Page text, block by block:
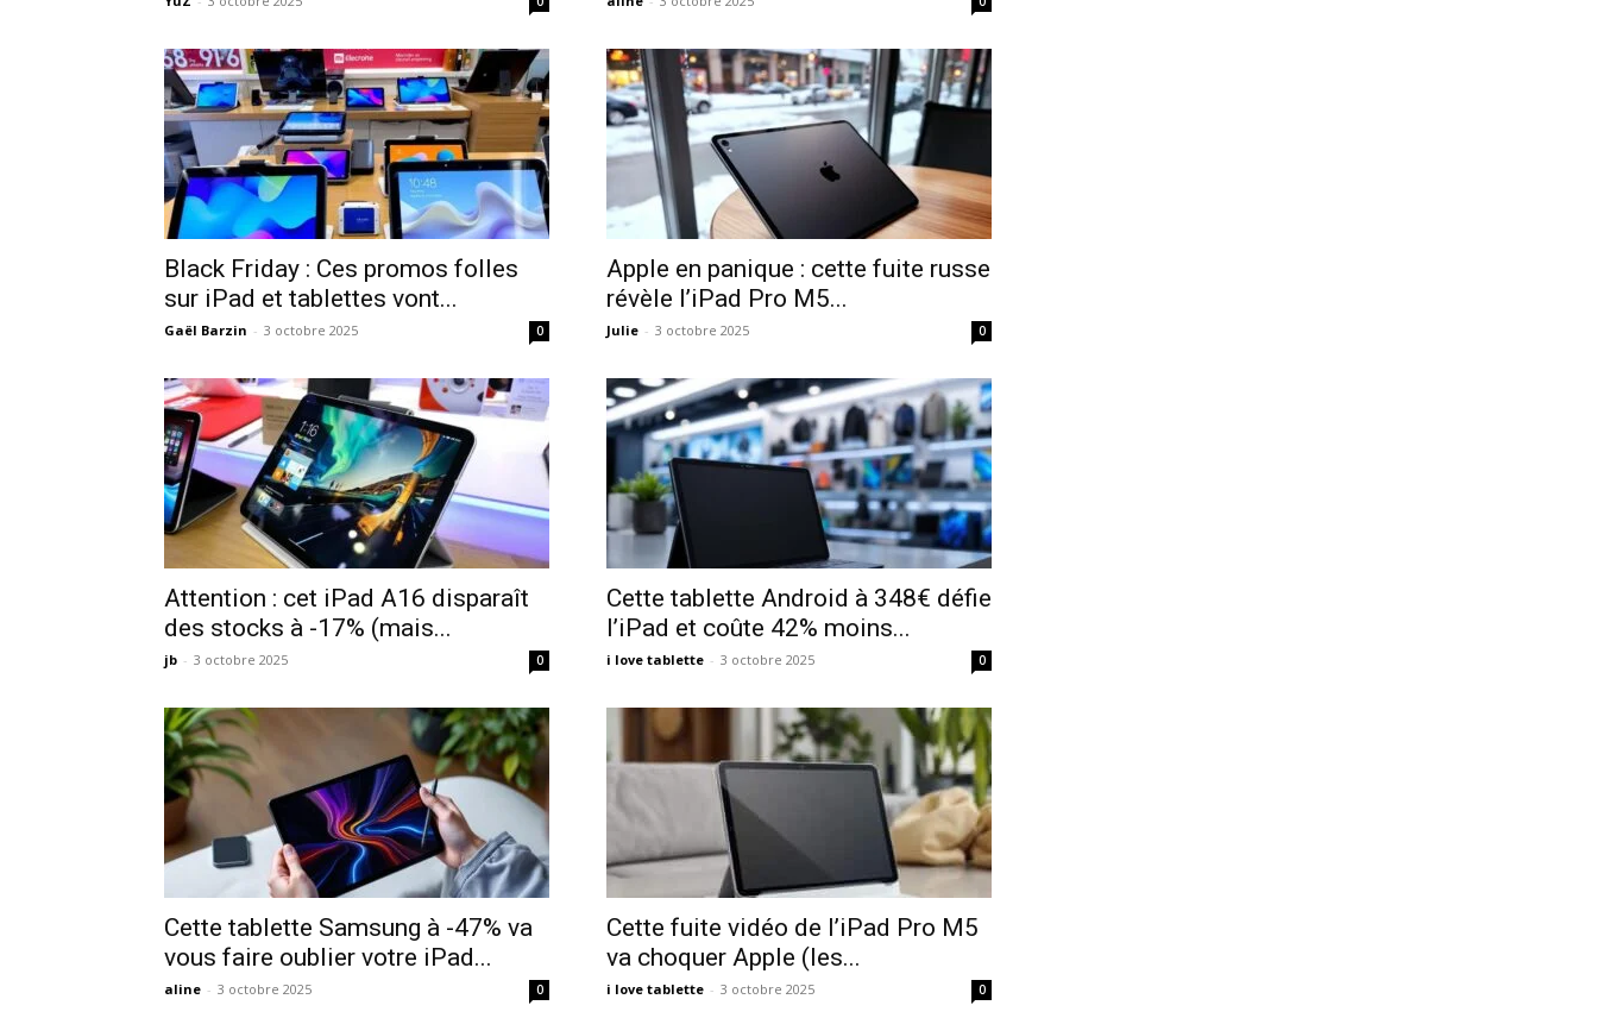
Black Friday : Ces promos folles
sur iPad et tablettes vont...
Gaël Barzin - 3 octobre 2025 0
Apple en panique : cette fuite russe
révèle l’iPad Pro M5...
Julie - 3 octobre 2025 0
Attention : cet iPad A16 disparaît
des stocks à -17% (mais...
jb - 3 octobre 2025 0
Cette tablette Android à 348€ défie
l’iPad et coûte 42% moins...
i love tablette - 3 octobre 2025 0
Cette tablette Samsung à -47% va
vous faire oublier votre iPad...
aline - 3 octobre 2025 0
Cette fuite vidéo de l’iPad Pro M5
va choquer Apple (les...
i love tablette - 3 octobre 2025 0